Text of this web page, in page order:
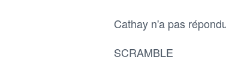
Cathay n'a pas
SCRAMBLE